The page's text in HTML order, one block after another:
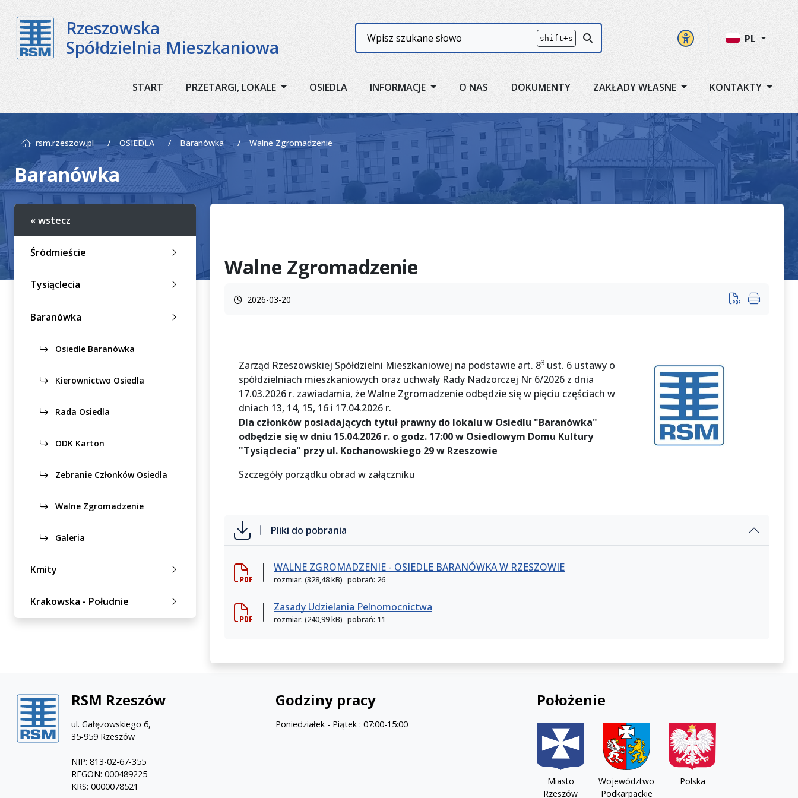
Rzeszowska
Spółdzielnia Mieszkaniowa
PL
Panel
Wyszukiwarka shift+s Przycisk szukaj
START PRZETARGI, LOKALE OSIEDLA INFORMACJE O NAS DOKUMENTY ZAKŁADY WŁASNE KONTAKTY
rsm.rzeszow.pl OSIEDLA Baranówka Walne Zgromadzenie
Baranówka
« wstecz
Śródmieście
Tysiąclecia
Baranówka
Osiedle Baranówka
Kierownictwo Osiedla
Rada Osiedla
ODK Karton
Zebranie Członków Osiedla
Walne Zgromadzenie
Galeria
Kmity
Krakowska - Południe
Walne Zgromadzenie
2026-03-20
Zarząd Rzeszowskiej Spółdzielni Mieszkaniowej na podstawie art. 83 ust. 6 ustawy o
spółdzielniach mieszkaniowych oraz uchwały Rady Nadzorczej Nr 6/2026 z dnia
17.03.2026 r. zawiadamia, że Walne Zgromadzenie odbędzie się w pięciu częściach w
dniach 13, 14, 15, 16 i 17.04.2026 r.
Dla członków posiadających tytuł prawny do lokalu w Osiedlu "Baranówka"
odbędzie się w dniu 15.04.2026 r. o godz. 17:00 w Osiedlowym Domu Kultury
"Tysiąclecia" przy ul. Kochanowskiego 29 w Rzeszowie
Szczegóły porządku obrad w załączniku
Pliki do pobrania
WALNE ZGROMADZENIE - OSIEDLE BARANÓWKA W RZESZOWIE
rozmiar: (328,48 kB) pobrań: 26
Zasady Udzielania Pelnomocnictwa
rozmiar: (240,99 kB) pobrań: 11
RSM Rzeszów
ul. Gałęzowskiego 6,
35-959 Rzeszów
NIP: 813-02-67-355
REGON: 000489225
KRS: 0000078521
Godziny pracy
Poniedziałek - Piątek : 07:00-15:00
Położenie
Miasto
Rzeszów
Województwo
Podkarpackie
Polska